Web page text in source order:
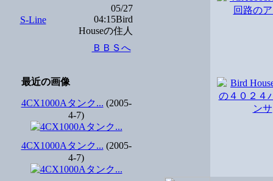
S-Line
05/27
04:15Bird
Houseの住人
ＢＢＳへ
最近の画像
4CX1000Aタンク... (2005-
4-7)
4CX1000Aタンク... (2005-
4-7)